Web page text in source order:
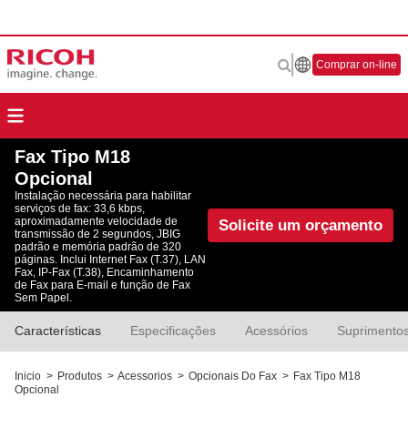
Comprar on-line
Fax Tipo M18
Opcional
Instalação necessária para habilitar
serviços de fax: 33,6 kbps,
aproximadamente velocidade de
transmissão de 2 segundos, JBIG
padrão e memória padrão de 320
páginas. Inclui Internet Fax (T.37), LAN
Fax, IP-Fax (T.38), Encaminhamento
de Fax para E-mail e função de Fax
Sem Papel.
Solicite um orçamento
Características Especificações Acessórios
Inicio > Produtos > Acessorios > Opcionais Do Fax > Fax Tipo M18
Opcional